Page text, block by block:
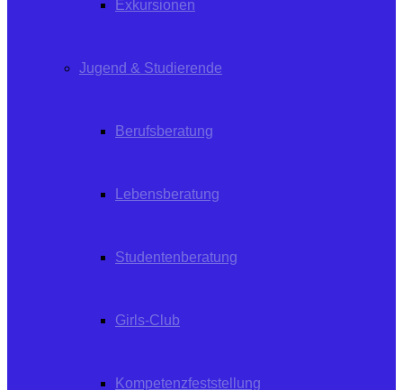
Exkursionen
Jugend & Studierende
Berufsberatung
Lebensberatung
Studentenberatung
Girls-Club
Kompetenzfeststellung